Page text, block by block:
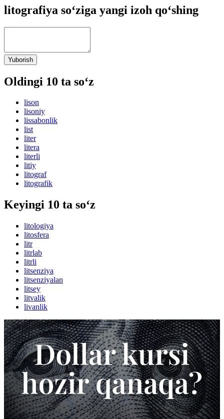
litografiya so‘ziga yangi izoh qo‘shing
Yuborish
Oldingi 10 ta so‘z
lison
lisoniy
lissabonlik
list
liter
litera
literli
litiy
litograf
litografik
Keyingi 10 ta so‘z
litologiya
litosfera
litr
litrlab
litrli
litsenziya
litsenziyalan
litsey
litvalik
livanlik